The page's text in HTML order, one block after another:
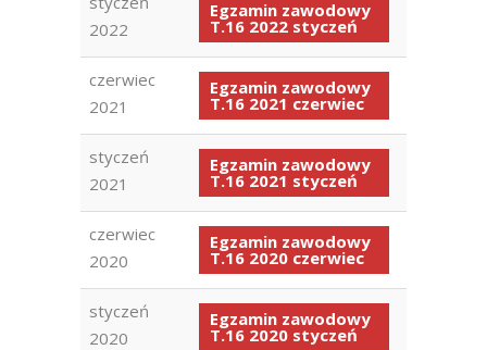
2022
Egzamin zawodowy
T.16 2022 styczeń
czerwiec
2021
Egzamin zawodowy
T.16 2021 czerwiec
styczeń
2021
Egzamin zawodowy
T.16 2021 styczeń
czerwiec
2020
Egzamin zawodowy
T.16 2020 czerwiec
styczeń
2020
Egzamin zawodowy
T.16 2020 styczeń